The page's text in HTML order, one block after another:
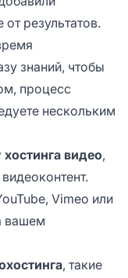
результатов.
знаний, чтобы
процесс
нескольким
видео,
Vimeo или
вашем
, такие